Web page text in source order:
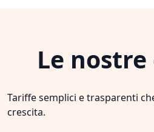
Le
Tariffe semplici e trasparenti
crescita.